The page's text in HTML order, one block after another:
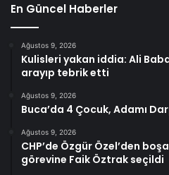
En Güncel Haberler
Ağustos 9, 2026
Kulisleri yakan iddia: Ali
arayıp tebrik etti
Ağustos 9, 2026
Buca’da 4 Çocuk, Adamı
Ağustos 9, 2026
CHP’de Özgür Özel’den
görevine Faik Öztrak seçildi